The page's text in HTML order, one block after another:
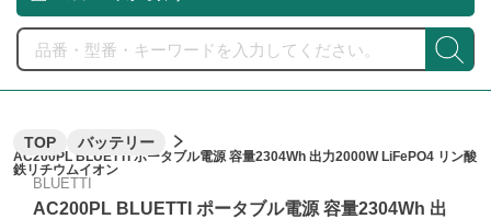
TOP バッテリー
AC200PL BLUETTI ポータブル電源 容量2304Wh 出力2000W LiFePO4 リン酸
鉄リチウムイオン
BLUETTI
AC200PL BLUETTI ポータブル電源 容量2304Wh 出